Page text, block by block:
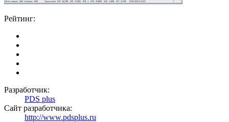
Рейтинг:
Разработчик:
PDS plus
Сайт разработчика:
http://www.pdsplus.ru